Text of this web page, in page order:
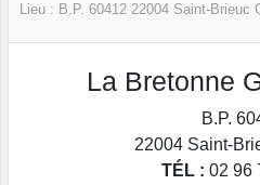
Lieu : B.P. 60412 22004 Saint-Brieuc
La Bretonne
B.P.
22004 Saint-
TÉL : 02 96